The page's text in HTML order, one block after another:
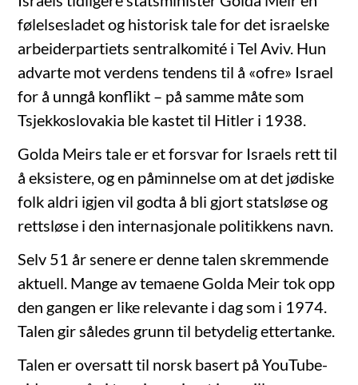
følelsesladet og historisk tale for det israelske
arbeiderpartiets sentralkomité i Tel Aviv. Hun
advarte mot verdens tendens til å «ofre» Israel
for å unngå konflikt – på samme måte som
Tsjekkoslovakia ble kastet til Hitler i 1938.
Golda Meirs tale er et forsvar for Israels rett til
å eksistere, og en påminnelse om at det jødiske
folk aldri igjen vil godta å bli gjort statsløse og
rettsløse i den internasjonale politikkens navn.
Selv 51 år senere er denne talen skremmende
aktuell. Mange av temaene Golda Meir tok opp
den gangen er like relevante i dag som i 1974.
Talen gir således grunn til betydelig ettertanke.
Talen er oversatt til norsk basert på YouTube-